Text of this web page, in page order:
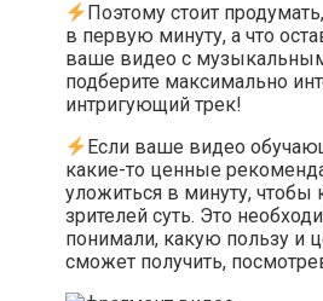
Поэтому стоит
в первую минуту, а что
ваше видео с
подберите максимально
интригующий трек!
Если ваше видео
какие-то ценные
уложиться в минуту, чтобы
зрителей суть. Это
понимали, какую пользу и
сможет получить,